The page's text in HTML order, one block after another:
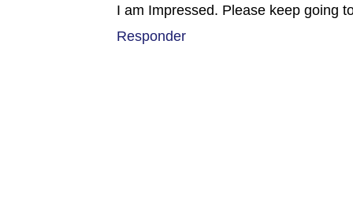
I am Impressed. Please keep going
Responder